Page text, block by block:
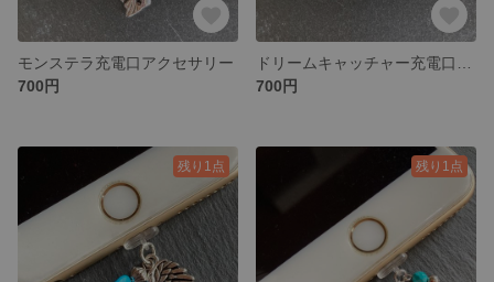
モンステラ充電口アクセサリー
700円
700円
残り1点 残り1点